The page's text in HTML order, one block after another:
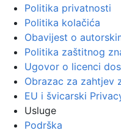
Politika privatnosti
Politika kolačića
Obavijest o
Politika zaštitnog
Ugovor o licenci
Obrazac za zahtjev
EU i švicarski
Usluge
Podrška